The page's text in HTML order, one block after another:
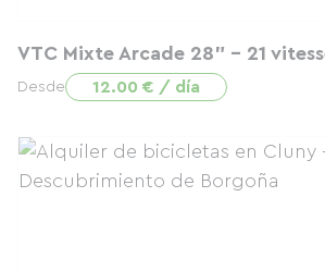
VTC Mixte Arcade 28" – 21
Desde 12.00 € / día